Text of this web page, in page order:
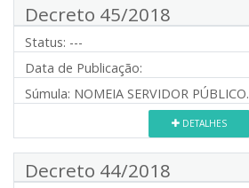
Decreto 45/2018
Status: ---
Data de Publicação:
Súmula: NOMEIA SERVIDOR PÚBLICO.
DETALHES
Decreto 44/2018